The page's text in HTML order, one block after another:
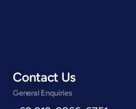
Contact Us
General Enquiries